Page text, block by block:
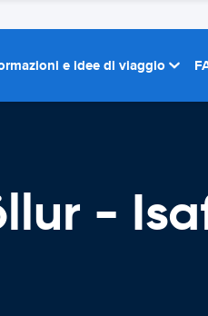
e idee di viaggio
-